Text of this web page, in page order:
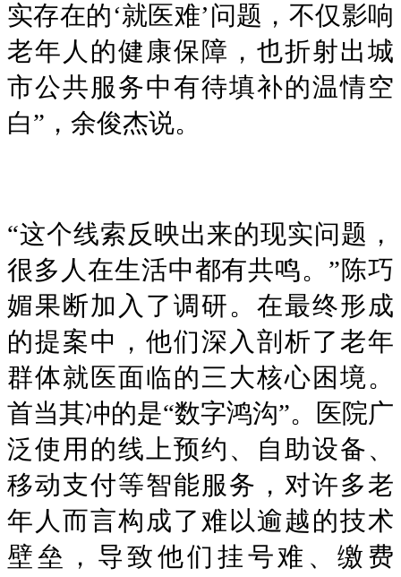
实存在的‘就医难’问题，不仅影响
老年人的健康保障，也折射出城
市公共服务中有待填补的温情空
白”，余俊杰说。
“这个线索反映出来的现实问题，
很多人在生活中都有共鸣。”陈巧
媚果断加入了调研。在最终形成
的提案中，他们深入剖析了老年
群体就医面临的三大核心困境。
首当其冲的是“数字鸿沟”。医院广
泛使用的线上预约、自助设备、
移动支付等智能服务，对许多老
年人而言构成了难以逾越的技术
壁垒，导致他们挂号难、缴费